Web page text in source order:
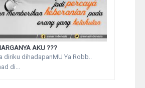
AKU ???
diriku dihadapanMU Ya Robb..
di...